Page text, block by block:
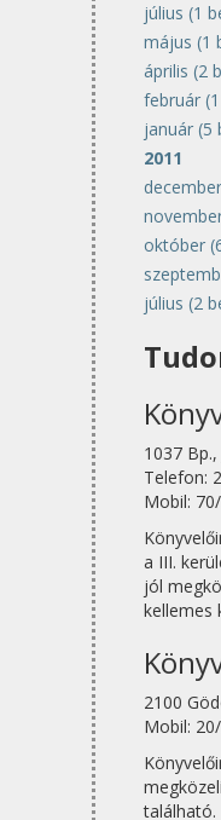
július (1
május (1
április (2
február
január (5
2011
december
október
július (2
1037
Telefon:
Mobil:
a III.
jól
kellemes
2100
Mobil:
található.